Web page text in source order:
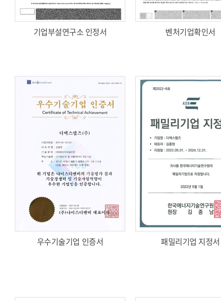
기업부설연구소 인정서 벤처기업확인서
우수기술기업 인증서 패밀리기업 지정서